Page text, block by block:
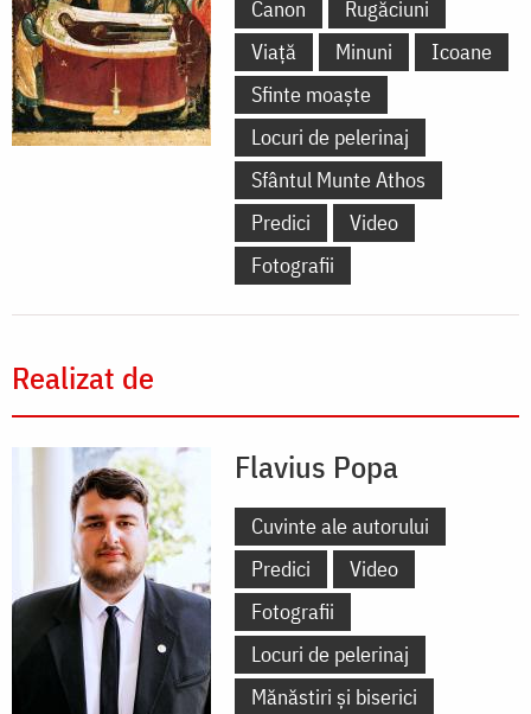
Canon
Rugăciuni
Viață
Minuni
Icoane
Sfinte moaște
Locuri de pelerinaj
Sfântul Munte Athos
Predici
Video
Fotografii
Realizat de
Flavius Popa
Cuvinte ale autorului
Predici
Video
Fotografii
Locuri de pelerinaj
Mănăstiri și biserici